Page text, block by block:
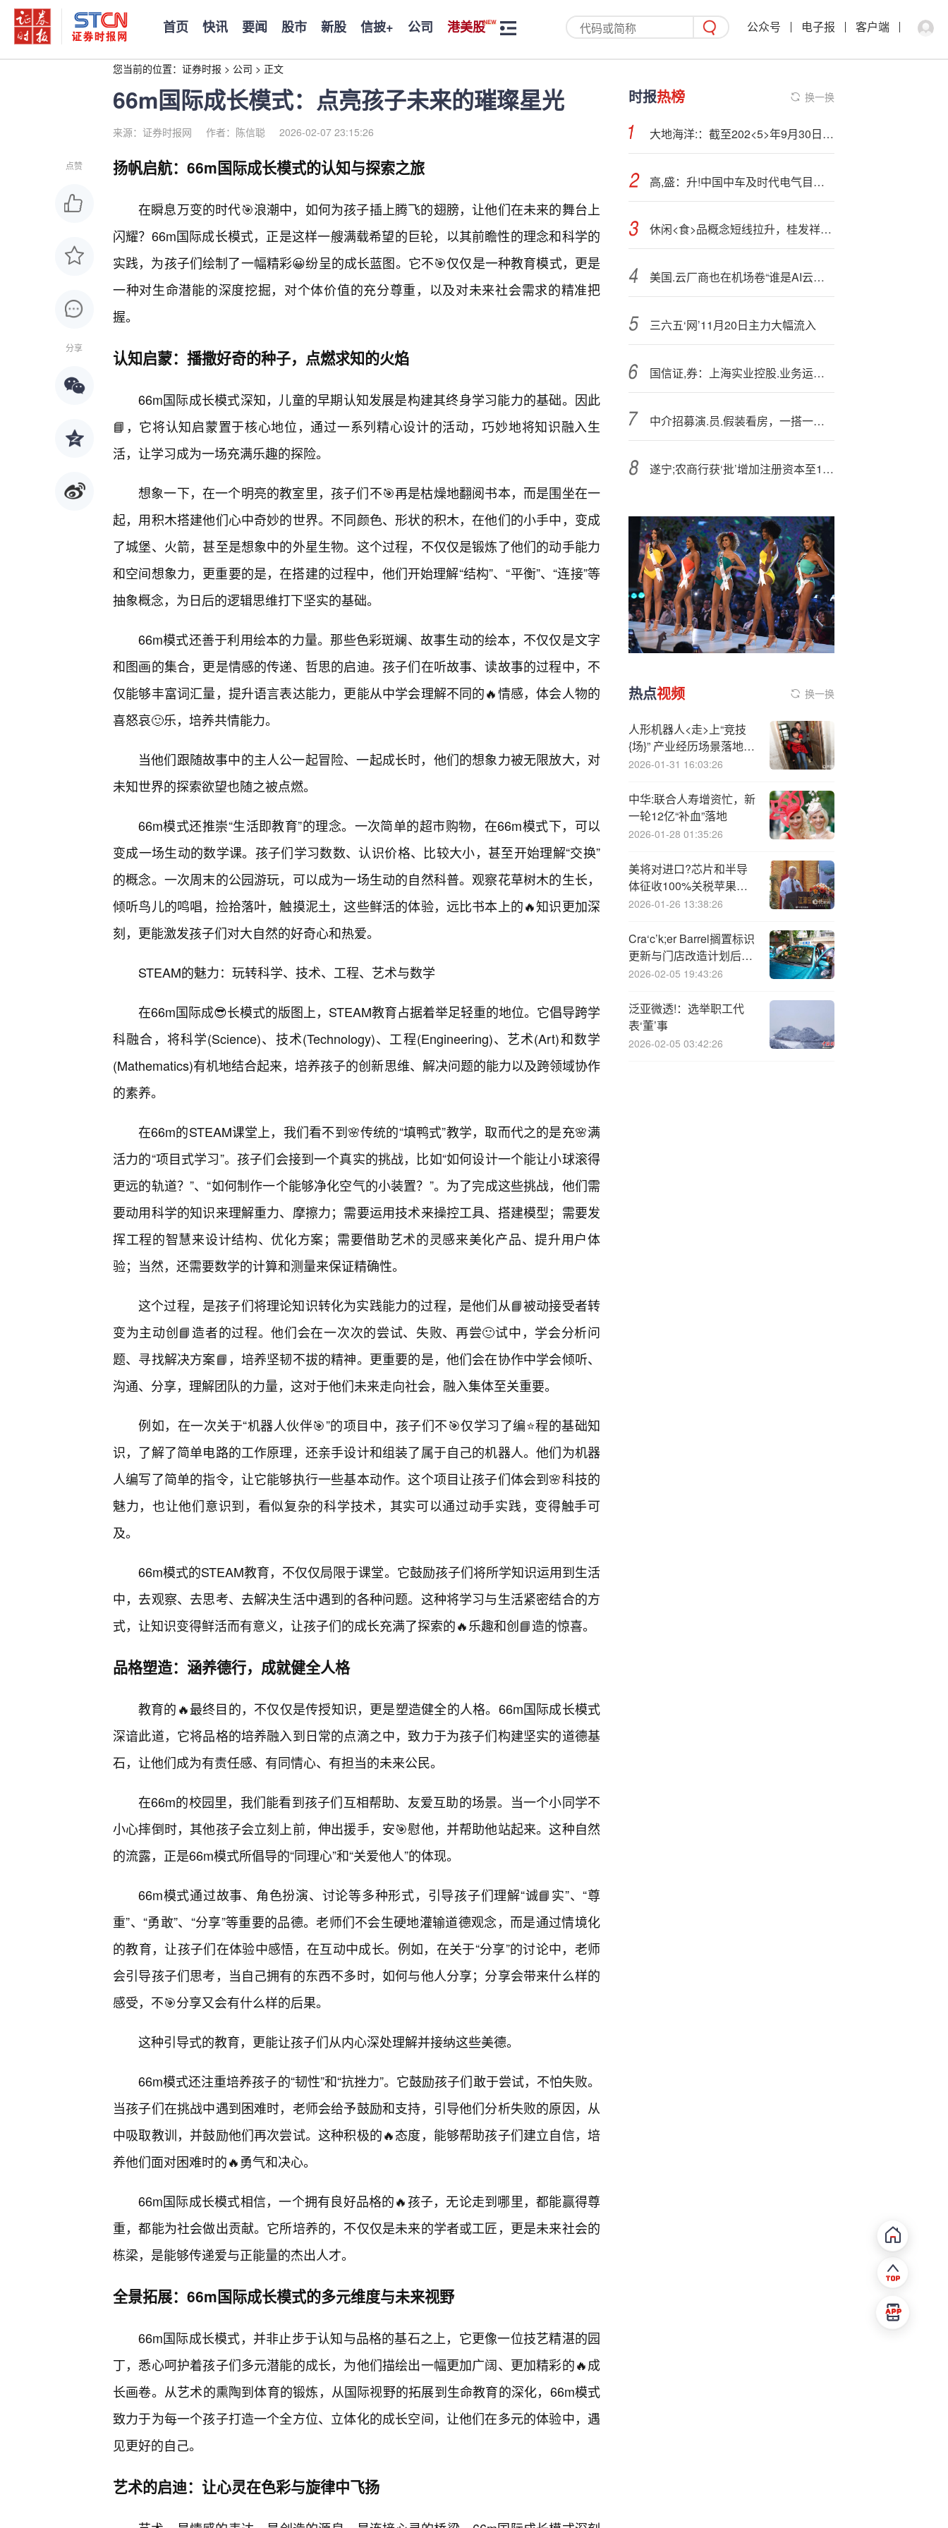
首页 快讯 要闻 股市 新股 信披+ 公司 港美股 公众号 电子报 客户端
您当前的位置： 证券时报 > 公司 > 正文
66m国际成长模式：点亮孩子未来的璀璨星光
来源：证券时报网 作者：陈信聪 2026-02-07 23:15:26
点赞
分享
扬帆启航：66m国际成长模式的认知与探索之旅
在瞬息万变的时代🎯浪潮中，如何为孩子插上腾飞的翅膀，让他们在未来的舞台上
闪耀？66m国际成长模式，正是这样一艘满载希望的巨轮，以其前瞻性的理念和科学的
实践，为孩子们绘制了一幅精彩😀纷呈的成长蓝图。它不🎯仅仅是一种教育模式，更是
一种对生命潜能的深度挖掘，对个体价值的充分尊重，以及对未来社会需求的精准把
握。
认知启蒙：播撒好奇的种子，点燃求知的火焰
66m国际成长模式深知，儿童的早期认知发展是构建其终身学习能力的基础。因此
📘，它将认知启蒙置于核心地位，通过一系列精心设计的活动，巧妙地将知识融入生
活，让学习成为一场充满乐趣的探险。
想象一下，在一个明亮的教室里，孩子们不🎯再是枯燥地翻阅书本，而是围坐在一
起，用积木搭建他们心中奇妙的世界。不同颜色、形状的积木，在他们的小手中，变成
了城堡、火箭，甚至是想象中的外星生物。这个过程，不仅仅是锻炼了他们的动手能力
和空间想象力，更重要的是，在搭建的过程中，他们开始理解“结构”、“平衡”、“连接”等
抽象概念，为日后的逻辑思维打下坚实的基础。
66m模式还善于利用绘本的力量。那些色彩斑斓、故事生动的绘本，不仅仅是文字
和图画的集合，更是情感的传递、哲思的启迪。孩子们在听故事、读故事的过程中，不
仅能够丰富词汇量，提升语言表达能力，更能从中学会理解不同的🔥情感，体会人物的
喜怒哀🙂乐，培养共情能力。
当他们跟随故事中的主人公一起冒险、一起成长时，他们的想象力被无限放大，对
未知世界的探索欲望也随之被点燃。
66m模式还推崇“生活即教育”的理念。一次简单的超市购物，在66m模式下，可以
变成一场生动的数学课。孩子们学习数数、认识价格、比较大小，甚至开始理解“交换”
的概念。一次周末的公园游玩，可以成为一场生动的自然科普。观察花草树木的生长，
倾听鸟儿的鸣唱，捡拾落叶，触摸泥土，这些鲜活的体验，远比书本上的🔥知识更加深
刻，更能激发孩子们对大自然的好奇心和热爱。
STEAM的魅力：玩转科学、技术、工程、艺术与数学
在66m国际成😎长模式的版图上，STEAM教育占据着举足轻重的地位。它倡导跨学
科融合，将科学(Science)、技术(Technology)、工程(Engineering)、艺术(Art)和数学
(Mathematics)有机地结合起来，培养孩子的创新思维、解决问题的能力以及跨领域协作
的素养。
在66m的STEAM课堂上，我们看不到🌸传统的“填鸭式”教学，取而代之的是充🌸满
活力的“项目式学习”。孩子们会接到一个真实的挑战，比如“如何设计一个能让小球滚得
更远的轨道？”、“如何制作一个能够净化空气的小装置？”。为了完成这些挑战，他们需
要动用科学的知识来理解重力、摩擦力；需要运用技术来操控工具、搭建模型；需要发
挥工程的智慧来设计结构、优化方案；需要借助艺术的灵感来美化产品、提升用户体
验；当然，还需要数学的计算和测量来保证精确性。
这个过程，是孩子们将理论知识转化为实践能力的过程，是他们从📘被动接受者转
变为主动创📘造者的过程。他们会在一次次的尝试、失败、再尝🙂试中，学会分析问
题、寻找解决方案📘，培养坚韧不拔的精神。更重要的是，他们会在协作中学会倾听、
沟通、分享，理解团队的力量，这对于他们未来走向社会，融入集体至关重要。
例如，在一次关于“机器人伙伴🎯”的项目中，孩子们不🎯仅学习了编⭐程的基础知
识，了解了简单电路的工作原理，还亲手设计和组装了属于自己的机器人。他们为机器
人编写了简单的指令，让它能够执行一些基本动作。这个项目让孩子们体会到🌸科技的
魅力，也让他们意识到，看似复杂的科学技术，其实可以通过动手实践，变得触手可
及。
66m模式的STEAM教育，不仅仅局限于课堂。它鼓励孩子们将所学知识运用到生活
中，去观察、去思考、去解决生活中遇到的各种问题。这种将学习与生活紧密结合的方
式，让知识变得鲜活而有意义，让孩子们的成长充满了探索的🔥乐趣和创📘造的惊喜。
品格塑造：涵养德行，成就健全人格
教育的🔥最终目的，不仅仅是传授知识，更是塑造健全的人格。66m国际成长模式
深谙此道，它将品格的培养融入到日常的点滴之中，致力于为孩子们构建坚实的道德基
石，让他们成为有责任感、有同情心、有担当的未来公民。
在66m的校园里，我们能看到孩子们互相帮助、友爱互助的场景。当一个小同学不
小心摔倒时，其他孩子会立刻上前，伸出援手，安🎯慰他，并帮助他站起来。这种自然
的流露，正是66m模式所倡导的“同理心”和“关爱他人”的体现。
66m模式通过故事、角色扮演、讨论等多种形式，引导孩子们理解“诚📘实”、“尊
重”、“勇敢”、“分享”等重要的品德。老师们不会生硬地灌输道德观念，而是通过情境化
的教育，让孩子们在体验中感悟，在互动中成长。例如，在关于“分享”的讨论中，老师
会引导孩子们思考，当自己拥有的东西不多时，如何与他人分享；分享会带来什么样的
感受，不🎯分享又会有什么样的后果。
这种引导式的教育，更能让孩子们从内心深处理解并接纳这些美德。
66m模式还注重培养孩子的“韧性”和“抗挫力”。它鼓励孩子们敢于尝试，不怕失败。
当孩子们在挑战中遇到困难时，老师会给予鼓励和支持，引导他们分析失败的原因，从
中吸取教训，并鼓励他们再次尝试。这种积极的🔥态度，能够帮助孩子们建立自信，培
养他们面对困难时的🔥勇气和决心。
66m国际成长模式相信，一个拥有良好品格的🔥孩子，无论走到哪里，都能赢得尊
重，都能为社会做出贡献。它所培养的，不仅仅是未来的学者或工匠，更是未来社会的
栋梁，是能够传递爱与正能量的杰出人才。
全景拓展：66m国际成长模式的多元维度与未来视野
66m国际成长模式，并非止步于认知与品格的基石之上，它更像一位技艺精湛的园
丁，悉心呵护着孩子们多元潜能的成长，为他们描绘出一幅更加广阔、更加精彩的🔥成
长画卷。从艺术的熏陶到体育的锻炼，从国际视野的拓展到生命教育的深化，66m模式
致力于为每一个孩子打造一个全方位、立体化的成长空间，让他们在多元的体验中，遇
见更好的自己。
艺术的启迪：让心灵在色彩与旋律中飞扬
时报热榜 换一换
大地海洋:：截至202<5>年9月30日，公司共有股东3825户
高,盛：升!中国中车及时代电气目标价 维持“买入”评级
休闲<食>品概念短线拉升，桂发祥涨停
美国.云厂商也在机场卷“谁是AI云第一” | re:Invent观察
三六五‘网’11月20日主力大幅流入
国信证,券：上海实业控股.业务运营稳健 旗下消费品及大健康板块增长突出 维持“优于大市”评级
中介招募演.员.假装看房，一搭一档唱“双簧”，专家：“相当于PUA房东了”
遂宁;农商行获‘批’增加注册资本至11.98亿元
热点视频 换一换
人形机器人<走>上“竞技
{场}” 产业经历场景落地大
考
2026-01-31 16:03:26
中华:联合人寿增资忙，新
一轮12亿“补血”落地
2026-01-28 01:35:26
美将对进口?芯片和半导
体征收100%关税苹果将
在美追加投资1000亿美元
2026-01-26 13:38:26
Cra‘c’k;er Barrel搁置标识
更新与门店改造计划后下
调业绩预期
2026-02-05 19:43:26
泛亚微透!：选举职工代
表‘董’事
2026-02-05 03:42:26